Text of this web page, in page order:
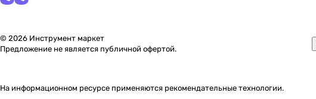
© 2026 Инструмент маркет
Предложение не является публичной офертой.
На информационном ресурсе применяются рекомендательные технологии.